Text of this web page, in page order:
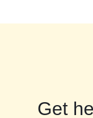
Get